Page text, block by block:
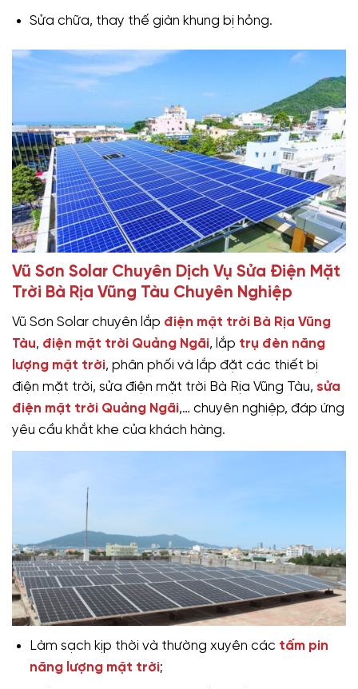
Sửa chữa, thay thế giàn khung bị hỏng.
Vũ Sơn Solar Chuyên Dịch Vụ Sửa Điện Mặt
Trời Bà Rịa Vũng Tàu Chuyên Nghiệp
Vũ Sơn Solar chuyên lắp điện mặt trời Bà Rịa Vũng
Tàu, điện mặt trời Quảng Ngãi, lắp trụ đèn năng
lượng mặt trời, phân phối và lắp đặt các thiết bị
điện mặt trời, sửa điện mặt trời Bà Rịa Vũng Tàu, sửa
điện mặt trời Quảng Ngãi,… chuyên nghiệp, đáp ứng
yêu cầu khắt khe của khách hàng.
Làm sạch kịp thời và thường xuyên các tấm pin
năng lượng mặt trời;